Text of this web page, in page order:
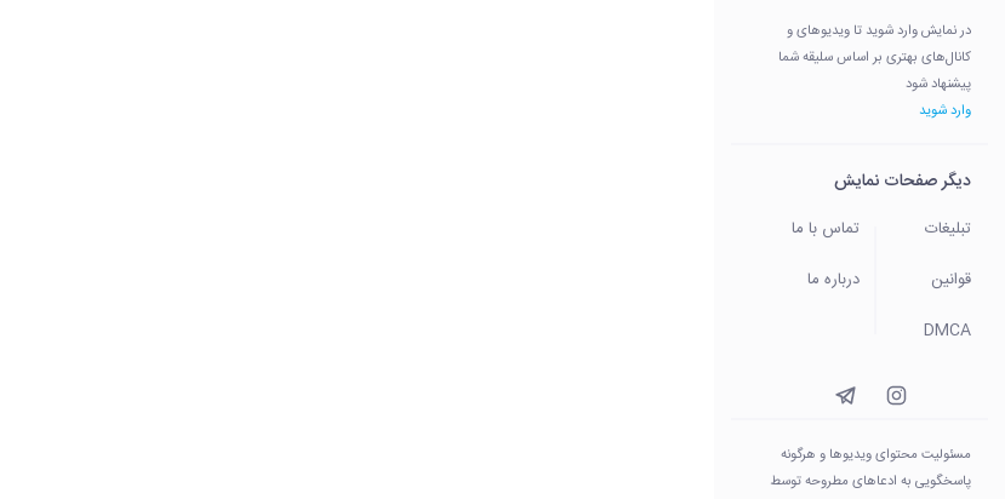
در نمایش وارد شوید تا ویدیوهای و
کانال‌های بهتری بر اساس سلیقه شما
پیشنهاد شود
وارد شوید
دیگر صفحات نمایش
تبلیغات
تماس با ما
قوانین
درباره ما
DMCA
مسئولیت محتوای ویدیو‌ها و هرگونه
پاسخگویی به ادعاهای مطروحه توسط